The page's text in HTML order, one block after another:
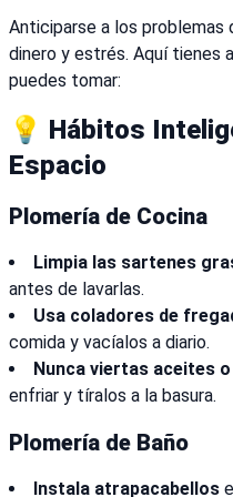
Anticiparse a los problemas
dinero y estrés. Aquí tienes
puedes tomar:
💡 Hábitos
Espacio
Plomería de Cocina
Limpia las sartenes
antes de lavarlas.
Usa coladores de
comida y vacíalos a diario.
Nunca viertas aceites
enfriar y tíralos a la basura.
Plomería de Baño
Instala atrapacabellos